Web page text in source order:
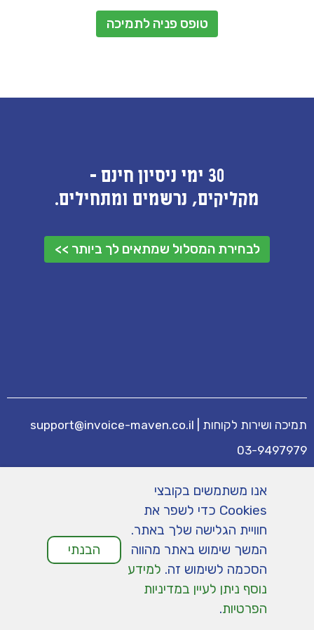
טופס פניה לתמיכה
30 ימי ניסיון חינם -
מקליקים, נרשמים ומתחילים.
לבחירת המסלול שמתאים לך ביותר >>
תמיכה ושירות לקוחות support@invoice-maven.co.il
03-9497979
תמיכה
הצהרת נגישות
| מדיניות פרטיות
אנו משתמשים בקובצי
Cookies כדי לשפר את
חוויית הגלישה שלך באתר.
המשך שימוש באתר מהווה
הסכמה לשימוש זה. למידע
נוסף ניתן לעיין במדיניות
הפרטיות.
הבנתי